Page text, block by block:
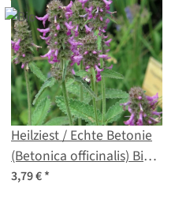
Heilziest / Echte Betonie
(Betonica officinalis) Bio
Saatgut
3,79 €*